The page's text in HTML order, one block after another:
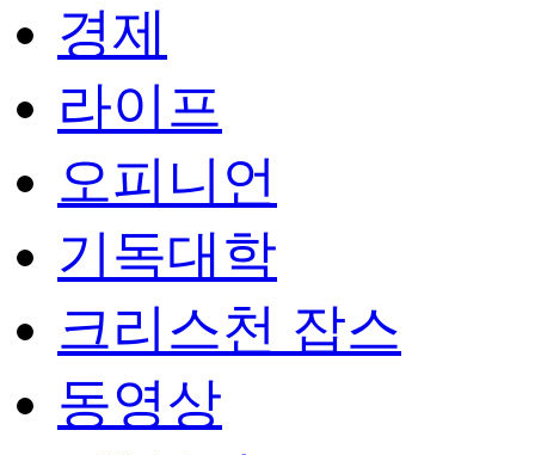
경제
라이프
오피니언
기독대학
크리스천 잡스
동영상